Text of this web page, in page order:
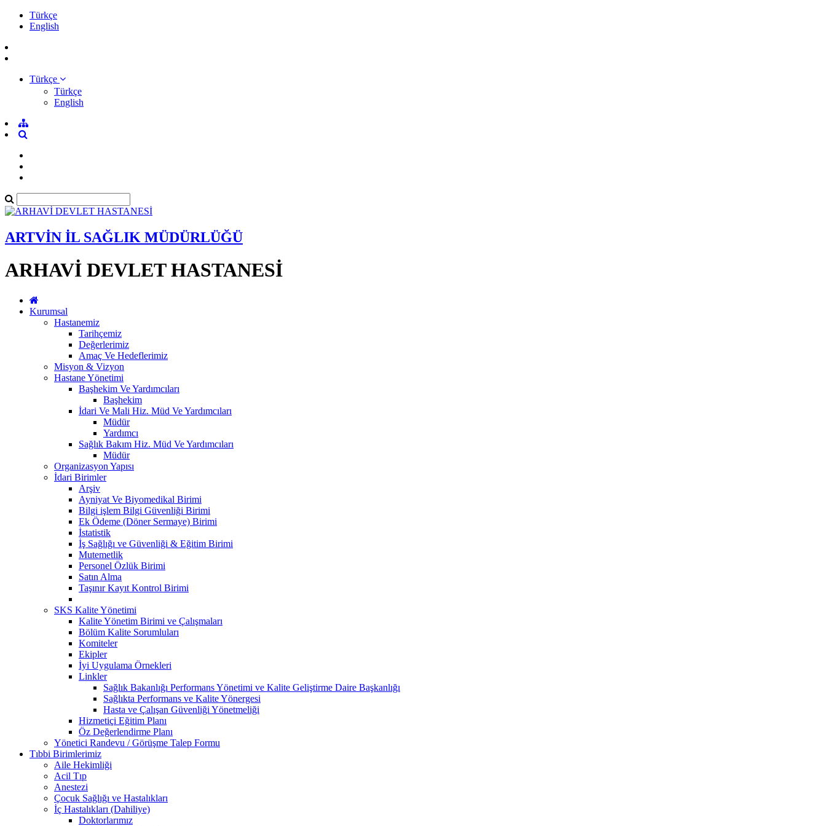
Türkçe
English
Türkçe
Türkçe
English
ARTVİN İL SAĞLIK MÜDÜRLÜĞÜ
ARHAVİ DEVLET HASTANESİ
Kurumsal
Hastanemiz
Tarihçemiz
Değerlerimiz
Amaç Ve Hedeflerimiz
Misyon & Vizyon
Hastane Yönetimi
Başhekim Ve Yardımcıları
Başhekim
İdari Ve Mali Hiz. Müd Ve Yardımcıları
Müdür
Yardımcı
Sağlık Bakım Hiz. Müd Ve Yardımcıları
Müdür
Organizasyon Yapısı
İdari Birimler
Arşiv
Ayniyat Ve Biyomedikal Birimi
Bilgi işlem Bilgi Güvenliği Birimi
Ek Ödeme (Döner Sermaye) Birimi
İstatistik
İş Sağlığı ve Güvenliği & Eğitim Birimi
Mutemetlik
Personel Özlük Birimi
Satın Alma
Taşınır Kayıt Kontrol Birimi
SKS Kalite Yönetimi
Kalite Yönetim Birimi ve Çalışmaları
Bölüm Kalite Sorumluları
Komiteler
Ekipler
İyi Uygulama Örnekleri
Linkler
Sağlık Bakanlığı Performans Yönetimi ve Kalite Geliştirme Daire Başkanlığı
Sağlıkta Performans ve Kalite Yönergesi
Hasta ve Çalışan Güvenliği Yönetmeliği
Hizmetiçi Eğitim Planı
Öz Değerlendirme Planı
Yönetici Randevu / Görüşme Talep Formu
Tıbbi Birimlerimiz
Aile Hekimliği
Acil Tıp
Anestezi
Çocuk Sağlığı ve Hastalıkları
İç Hastalıkları (Dahiliye)
Doktorlarımız